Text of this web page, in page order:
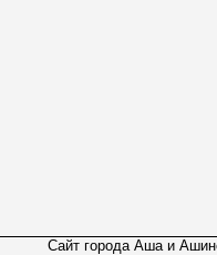
Сайт города Аша и